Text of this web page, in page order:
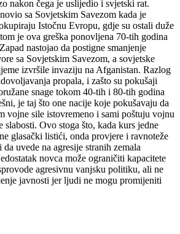
nakon čega je uslijedio i svjetski rat.
sa Sovjetskim Savezom kada je
Istočnu Evropu, gdje su ostali duže
je ova greška ponovljena 70-tih godina
nastojao da postigne smanjenje
sa Sovjetskim Savezom, a sovjetske
izvršile invaziju na Afganistan. Razlog
propala, i zašto su pokušaji
snage tokom 40-tih i 80-tih godina
je taj što one nacije koje pokušavaju da
vojne sile istovremeno i sami poštuju vojnu
Ovo stoga što, kada kurs jedne
glasački listići, onda provjere i ravnoteže
uvede na agresije stranih zemala
novca može ograničiti kapacitete
agresivnu vanjsku politiku, ali ne
javnosti jer ljudi ne mogu promijeniti